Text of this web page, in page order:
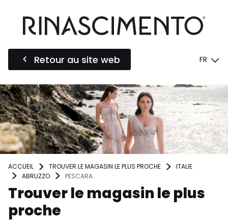
Retour au site web FR
ACCUEIL TROUVER LE MAGASIN LE PLUS PROCHE
ITALIE
ABRUZZO
PESCARA
Trouver le magasin le plus
proche